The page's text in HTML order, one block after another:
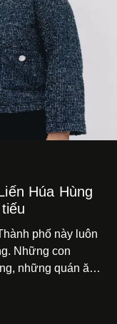
Húa Hùng
phố này luôn
Những con
những quán ăn
những điều